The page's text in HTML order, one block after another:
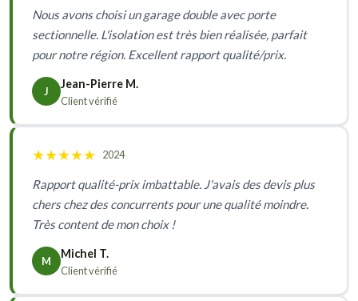
Nous avons choisi un garage double avec porte
sectionnelle. L'isolation est très bien réalisée, parfait
pour notre région. Excellent rapport qualité/prix.
J
Jean-Pierre M.
Client vérifié
★★★★★ 2024
Rapport qualité-prix imbattable. J'avais des devis plus
chers chez des concurrents pour une qualité moindre.
Très content de mon choix !
M
Michel T.
Client vérifié